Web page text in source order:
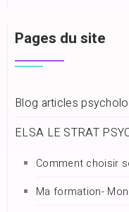
Pages du site
Blog articles
ELSA LE STRAT
Comment choisir
Ma formation-